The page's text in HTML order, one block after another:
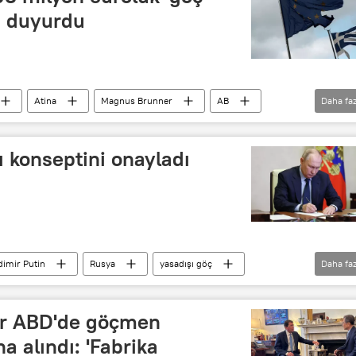
duyurdu
Atina Magnus Brunner
AB
Bakanlığı (Yunanistan) Avrupa
Göçmen
Daha
onayladı
Putin Rusya
yasadışı göç
Ulusal güvenlik iş gücü
Daha
ABD'de göçmen
alındı: 'Fabrika